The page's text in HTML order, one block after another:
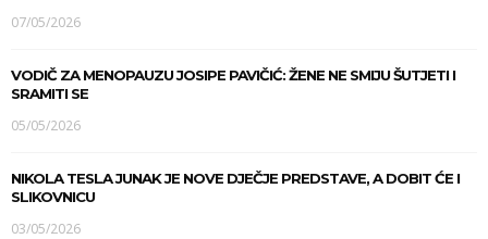
07/05/2026
VODIČ ZA MENOPAUZU JOSIPE PAVIČIĆ: ŽENE NE SMIJU ŠUTJETI I
SRAMITI SE
05/05/2026
NIKOLA TESLA JUNAK JE NOVE DJEČJE PREDSTAVE, A DOBIT ĆE I
SLIKOVNICU
03/05/2026